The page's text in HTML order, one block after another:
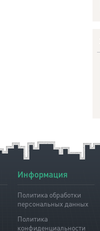
Информация
Политика обработки
персональных данных
Политика
конфиденциальности